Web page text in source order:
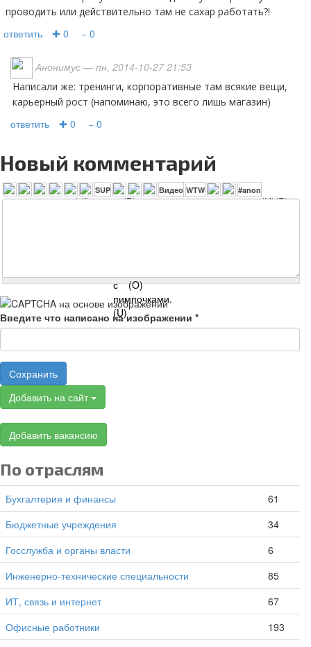
проводить или действительно там не сахар работать?!
ответить ✚ 0 − 0
Анонимус — пн, 2014-10-27 21:53
Написали же: тренинги, корпоративные там всякие вещи,
карьерный рост (напоминаю, это всего лишь магазин)
ответить ✚ 0 − 0
Новый комментарий
Введите что написано на изображении *
Сохранить
Добавить на сайт
Добавить вакансию
По отраслям
Бухгалтерия и финансы
61
Бюджетные учреждения
34
Госслужба и органы власти
6
Инженерно-технические специальности
85
ИТ, связь и интернет
67
Офисные работники
193